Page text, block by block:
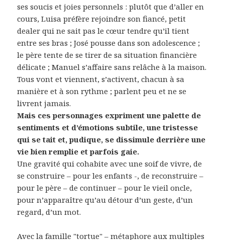
ses soucis et joies personnels : plutôt que d’aller en
cours, Luisa préfère rejoindre son fiancé, petit
dealer qui ne sait pas le cœur tendre qu’il tient
entre ses bras ; José pousse dans son adolescence ;
le père tente de se tirer de sa situation financière
délicate ; Manuel s’affaire sans relâche à la maison.
Tous vont et viennent, s’activent, chacun à sa
manière et à son rythme ; parlent peu et ne se
livrent jamais.
Mais ces personnages expriment une palette de
sentiments et d’émotions subtile, une tristesse
qui se tait et, pudique, se dissimule derrière une
vie bien remplie et parfois gaie.
Une gravité qui cohabite avec une soif de vivre, de
se construire – pour les enfants -, de reconstruire –
pour le père – de continuer – pour le vieil oncle,
pour n’apparaître qu’au détour d’un geste, d’un
regard, d’un mot.
Avec la famille "tortue" – métaphore aux multiples